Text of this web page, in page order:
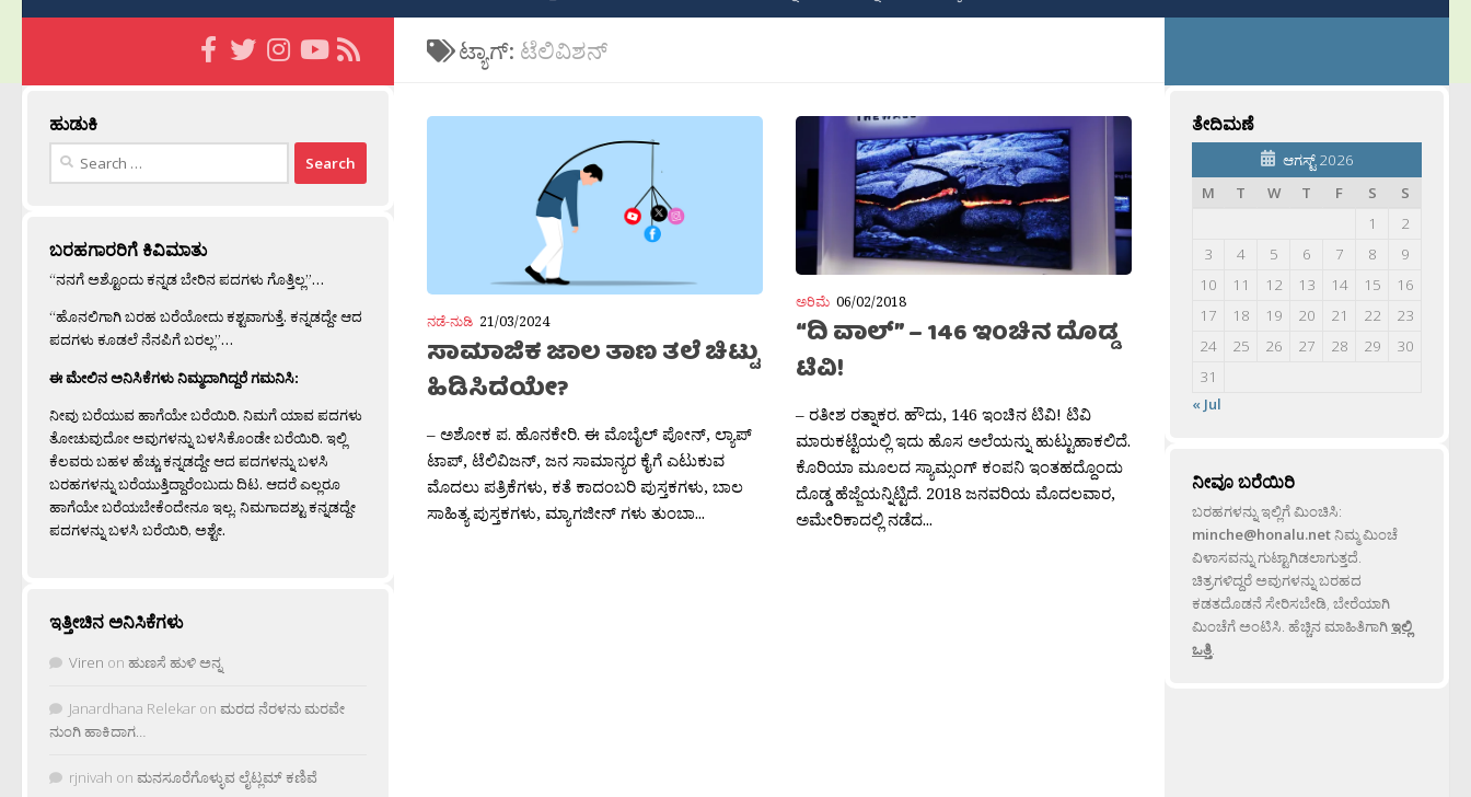
ಟ್ಯಾಗ್: ಟೆಲಿವಿಶನ್
ನಡೆ-ನುಡಿ 21/03/2024
ಸಾಮಾಜಿಕ ಜಾಲ ತಾಣ ತಲೆ ಚಿಟ್ಟು
ಹಿಡಿಸಿದೆಯೇ?
– ಅಶೋಕ ಪ. ಹೊನಕೇರಿ. ಈ ಮೊಬೈಲ್ ಪೋನ್, ಲ್ಯಾಪ್
ಟಾಪ್, ಟೆಲಿವಿಜನ್, ಜನ ಸಾಮಾನ್ಯರ ಕೈಗೆ ಎಟುಕುವ
ಮೊದಲು ಪತ್ರಿಕೆಗಳು, ಕತೆ ಕಾದಂಬರಿ ಪುಸ್ತಕಗಳು, ಬಾಲ
ಸಾಹಿತ್ಯ ಪುಸ್ತಕಗಳು, ಮ್ಯಾಗಜೀನ್ ಗಳು ತುಂಬಾ...
ಅರಿಮೆ 06/02/2018
“ದಿ ವಾಲ್” – 146 ಇಂಚಿನ ದೊಡ್ಡ
ಟಿವಿ!
– ರತೀಶ ರತ್ನಾಕರ. ಹೌದು, 146 ಇಂಚಿನ ಟಿವಿ! ಟಿವಿ
ಮಾರುಕಟ್ಟೆಯಲ್ಲಿ ಇದು ಹೊಸ ಅಲೆಯನ್ನು ಹುಟ್ಟುಹಾಕಲಿದೆ.
ಕೊರಿಯಾ ಮೂಲದ ಸ್ಯಾಮ್ಸಂಗ್ ಕಂಪನಿ ಇಂತಹದ್ದೊಂದು
ದೊಡ್ಡ ಹೆಜ್ಜೆಯನ್ನಿಟ್ಟಿದೆ. ‍2018 ಜನವರಿಯ ಮೊದಲವಾರ,
ಅಮೇರಿಕಾದಲ್ಲಿ ನಡೆದ...
ಹುಡುಕಿ
Search
ಬರಹಗಾರರಿಗೆ ಕಿವಿಮಾತು
“ನನಗೆ ಅಶ್ಟೊಂದು ಕನ್ನಡ ಬೇರಿನ ಪದಗಳು ಗೊತ್ತಿಲ್ಲ”…
“ಹೊನಲಿಗಾಗಿ ಬರಹ ಬರೆಯೋದು ಕಶ್ಟವಾಗುತ್ತೆ. ಕನ್ನಡದ್ದೇ ಆದ
ಪದಗಳು ಕೂಡಲೆ ನೆನಪಿಗೆ ಬರಲ್ಲ”…
ಈ ಮೇಲಿನ ಅನಿಸಿಕೆಗಳು ನಿಮ್ಮದಾಗಿದ್ದರೆ ಗಮನಿಸಿ:
ನೀವು ಬರೆಯುವ ಹಾಗೆಯೇ ಬರೆಯಿರಿ. ನಿಮಗೆ ಯಾವ ಪದಗಳು
ತೋಚುವುದೋ ಅವುಗಳನ್ನು ಬಳಸಿಕೊಂಡೇ ಬರೆಯಿರಿ. ಇಲ್ಲಿ
ಕೆಲವರು ಬಹಳ ಹೆಚ್ಚು ಕನ್ನಡದ್ದೇ ಆದ ಪದಗಳನ್ನು ಬಳಸಿ
ಬರಹಗಳನ್ನು ಬರೆಯುತ್ತಿದ್ದಾರೆಂಬುದು ದಿಟ. ಆದರೆ ಎಲ್ಲರೂ
ಹಾಗೆಯೇ ಬರೆಯಬೇಕೆಂದೇನೂ ಇಲ್ಲ. ನಿಮಗಾದಶ್ಟು ಕನ್ನಡದ್ದೇ
ಪದಗಳನ್ನು ಬಳಸಿ ಬರೆಯಿರಿ, ಅಶ್ಟೇ.
ಇತ್ತೀಚಿನ ಅನಿಸಿಕೆಗಳು
Viren on ಹುಣಸೆ ಹುಳಿ ಅನ್ನ
Janardhana Relekar on ಮರದ ನೆರಳನು ಮರವೇ
ನುಂಗಿ ಹಾಕಿದಾಗ…
rjnivah on ಮನಸೂರೆಗೊಳ್ಳುವ ಲೈಟ್ಲಮ್ ಕಣಿವೆ
ತೇದಿಮಣೆ
ಆಗಸ್ಟ್ 2026
M
T W T F S
S
1
2
3
4 5 6 7 8
9
10
11 12 13 14 15
16
17
18 19 20 21 22
23
24
25 26 27 28 29
30
31
« Jul
ನೀವೂ ಬರೆಯಿರಿ
ಬರಹಗಳನ್ನು ಇಲ್ಲಿಗೆ ಮಿಂಚಿಸಿ:
minche@honalu.netನಿಮ್ಮ ಮಿಂಚೆ
ವಿಳಾಸವನ್ನು ಗುಟ್ಟಾಗಿಡಲಾಗುತ್ತದೆ.
ಚಿತ್ರಗಳಿದ್ದರೆ ಅವುಗಳನ್ನು ಬರಹದ
ಕಡತದೊಡನೆ ಸೇರಿಸಬೇಡಿ, ಬೇರೆಯಾಗಿ
ಮಿಂಚೆಗೆ ಅಂಟಿಸಿ. ಹೆಚ್ಚಿನ ಮಾಹಿತಿಗಾಗಿಇಲ್ಲಿ
ಒತ್ತಿ.